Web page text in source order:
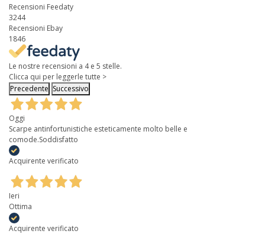
Recensioni Feedaty
3244
Recensioni Ebay
1846
Le nostre recensioni a 4 e 5 stelle.
Clicca qui per leggerle tutte >
Precedente Successivo
Oggi
Scarpe antinfortunistiche esteticamente molto belle e
comode.Soddisfatto
Acquirente verificato
Ieri
Ottima
Acquirente verificato